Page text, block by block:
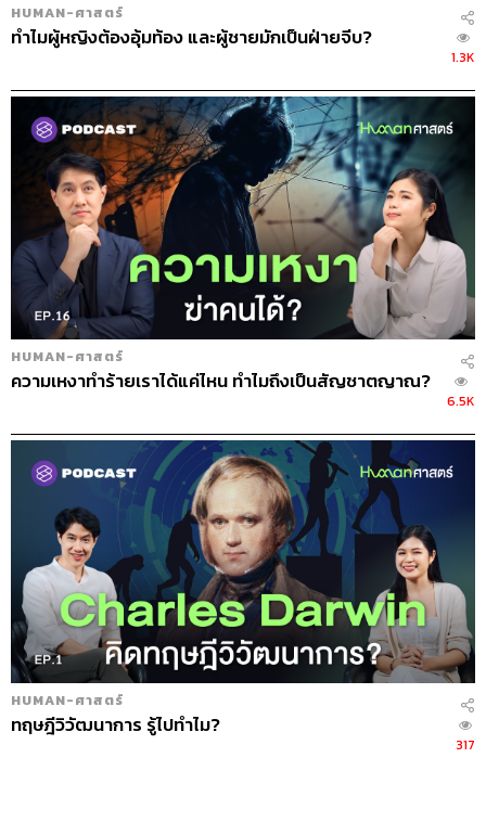
HUMAN-ศาสตร์
ทำไมผู้หญิงต้องอุ้มท้อง และผู้ชายมักเป็นฝ่ายจีบ?
1.3K
HUMAN-ศาสตร์
ความเหงาทำร้ายเราได้แค่ไหน ทำไมถึงเป็นสัญชาตญาณ?
6.5K
HUMAN-ศาสตร์
ทฤษฎีวิวัฒนาการ รู้ไปทำไม?
317